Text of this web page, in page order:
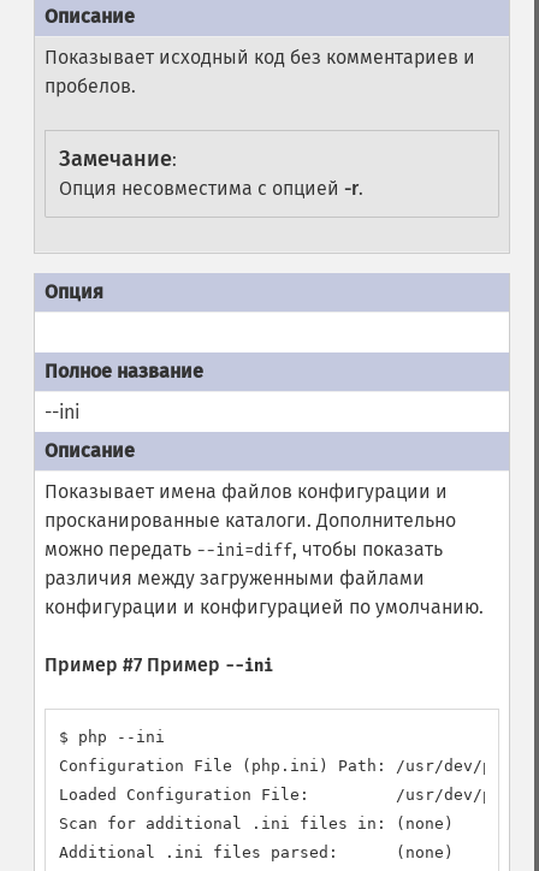
Показывает исходный код без комментариев и
пробелов.
Замечание:
Опция несовместима с опцией -r.
--ini
Показывает имена файлов конфигурации и
просканированные каталоги. Дополнительно
можно передать --ini=diff, чтобы показать
различия между загруженными файлами
конфигурации и конфигурацией по умолчанию.
Пример #7 Пример --ini
$ php --ini
Configuration File (php.ini) Path: /usr/dev/php/
Loaded Configuration File:         /usr/dev/php/
Scan for additional .ini files in: (none)
Additional .ini files parsed:      (none)